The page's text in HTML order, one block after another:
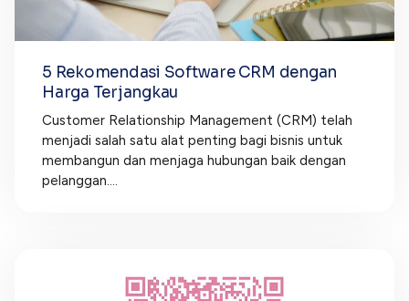
5 Rekomendasi Software CRM dengan
Harga Terjangkau
Customer Relationship Management (CRM) telah
menjadi salah satu alat penting bagi bisnis untuk
membangun dan menjaga hubungan baik dengan
pelanggan....